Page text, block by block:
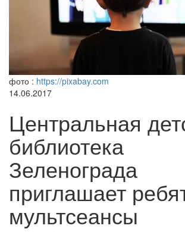
фото : https://pixabay.com
14.06.2017
Центральная
библиотека
Зеленограда
приглашает
мультсеансы